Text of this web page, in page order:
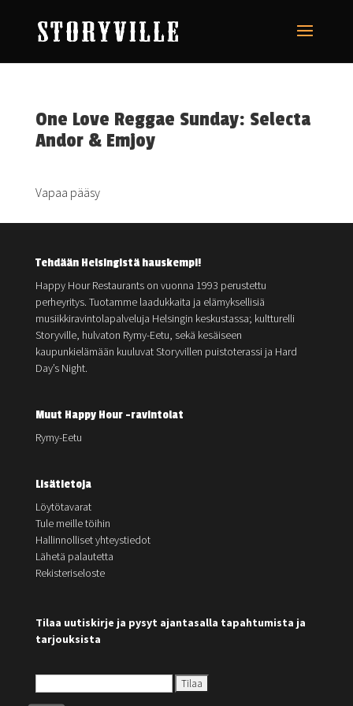
One Love Reggae Sunday: Selecta
Andor & Emjoy
Vapaa pääsy
Tehdään Helsingistä hauskempi!
Happy Hour Restaurants on vuonna 1993 perustettu
perheyritys. Tuotamme laadukkaita ja elämyksellisiä
musiikkiravintolapalveluja Helsingin keskustassa; kultturelli
Storyville, hulvaton Rymy-Eetu, sekä kesäiseen
kaupunkielämään kuuluvat Storyvillen puistoterassi ja Hard
Day’s Night.
Muut Happy Hour -ravintolat
Rymy-Eetu
Lisätietoja
Löytötavarat
Tule meille töihin
Hallinnolliset yhteystiedot
Lähetä palautetta
Rekisteriseloste
Tilaa uutiskirje ja pysyt ajantasalla tapahtumista ja
tarjouksista